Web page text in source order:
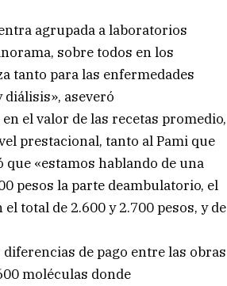
agrupada a laboratorios
sobre todos en los
tanto para las enfermedades
aseveró
el valor de las recetas promedio,
prestacional, tanto al Pami que
«estamos hablando de una
pesos la parte deambulatorio, el
total de 2.600 y 2.700 pesos, y de
de pago entre las obras
moléculas donde